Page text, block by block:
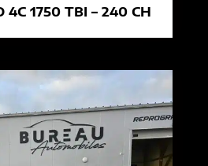
4C 1750 TBI – 240 CH